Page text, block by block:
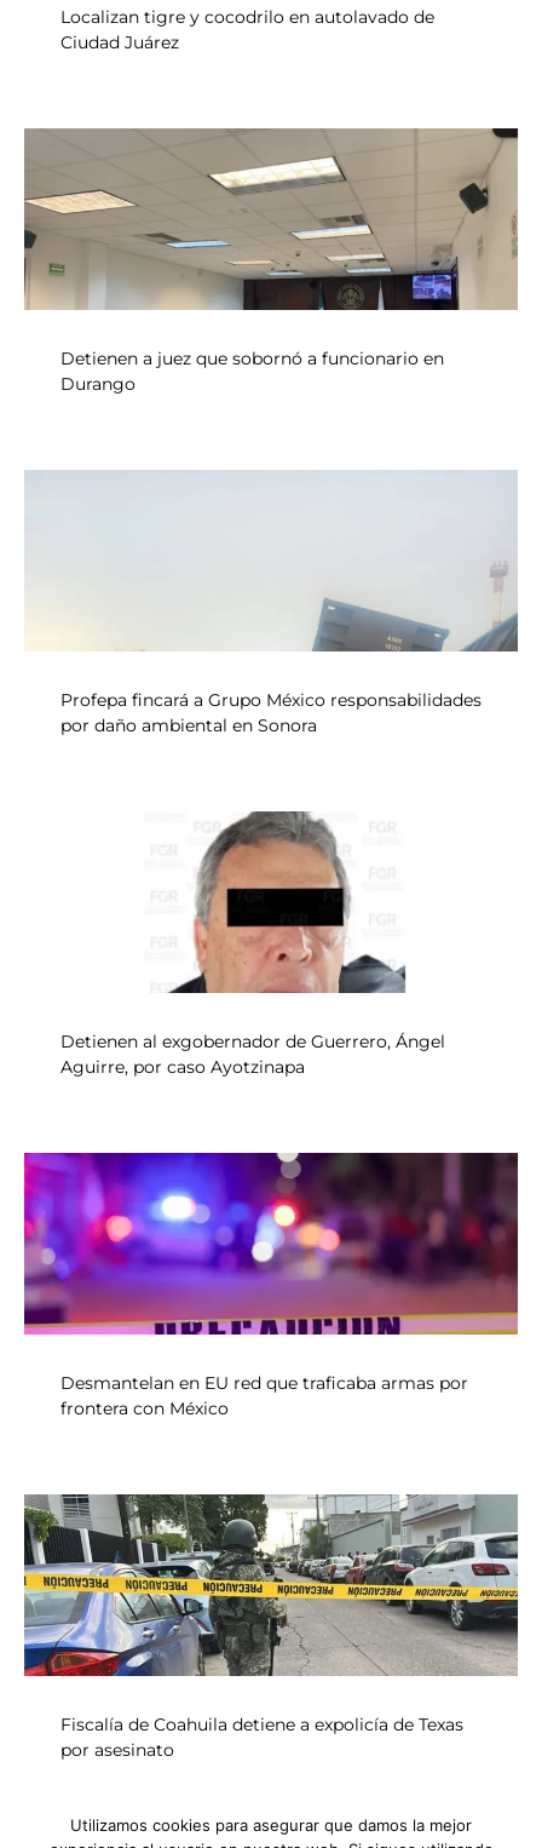
Localizan tigre y cocodrilo en autolavado de
Ciudad Juárez
Detienen a juez que sobornó a funcionario en
Durango
Profepa fincará a Grupo México responsabilidades
por daño ambiental en Sonora
Detienen al exgobernador de Guerrero, Ángel
Aguirre, por caso Ayotzinapa
Desmantelan en EU red que traficaba armas por
frontera con México
Fiscalía de Coahuila detiene a expolicía de Texas
por asesinato
Utilizamos cookies para asegurar que damos la mejor